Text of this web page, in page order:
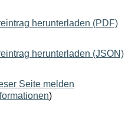
herunterladen (PDF)
herunterladen (JSON)
Seite melden
)